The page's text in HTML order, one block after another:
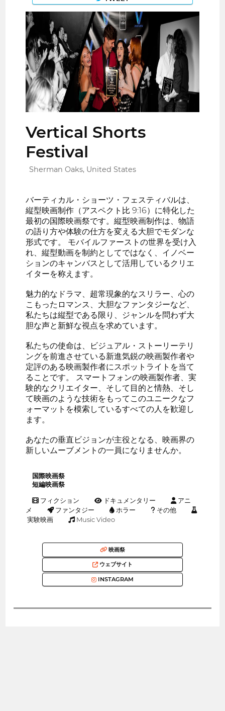
Vertical Shorts
Festival
Sherman Oaks, United States
バーティカル・ショーツ・フェスティバルは、
縦型映画制作（アスペクト比 9:16）に特化した
最初の国際映画祭です。縦型映画制作は、物語
の語り方や体験の仕方を変える大胆でモダンな
形式です。 モバイルファーストの世界を受け入
れ、縦型動画を制約としてではなく、イノベー
ションのキャンバスとして活用しているクリエ
イターを称えます。
魅力的なドラマ、超常現象的なスリラー、心の
こもったロマンス、大胆なファンタジーなど、
私たちは縦型である限り、ジャンルを問わず大
胆な声と新鮮な視点を求めています。
私たちの使命は、ビジュアル・ストーリーテリ
ングを前進させている新進気鋭の映画製作者や
定評のある映画製作者にスポットライトを当て
ることです。 スマートフォンの映画製作者、実
験的なクリエイター、そして目的と情熱、そし
て映画のような技術をもってこのユニークなフ
ォーマットを模索しているすべての人を歓迎し
ます。
あなたの垂直ビジョンが主役となる、映画界の
新しいムーブメントの一員になりませんか。
国際映画祭
短編映画祭
フィクション ドキュメンタリー
アニ
メ
ファンタジー ホラー
その他
実験映画
Music Video
映画祭
ウェブサイト
INSTAGRAM